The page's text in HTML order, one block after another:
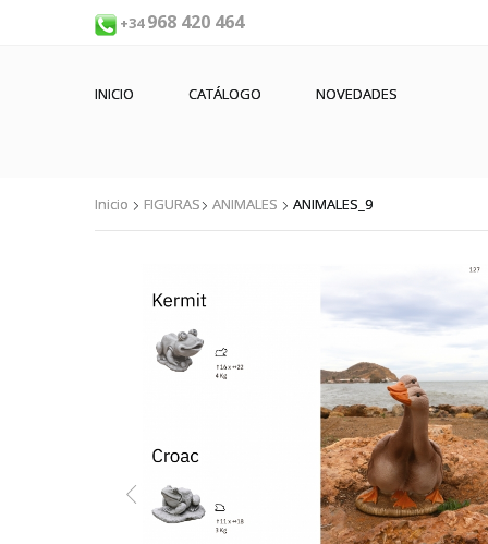
+34968 420 464
INICIO CATÁLOGO NOVEDADES
Inicio FIGURAS ANIMALES ANIMALES_9